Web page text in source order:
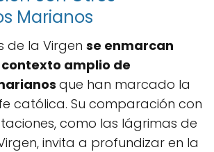
Marianos
de la Virgen se enmarcan
amplio de
que han marcado la
católica. Su comparación con
como las lágrimas de
invita a profundizar en la